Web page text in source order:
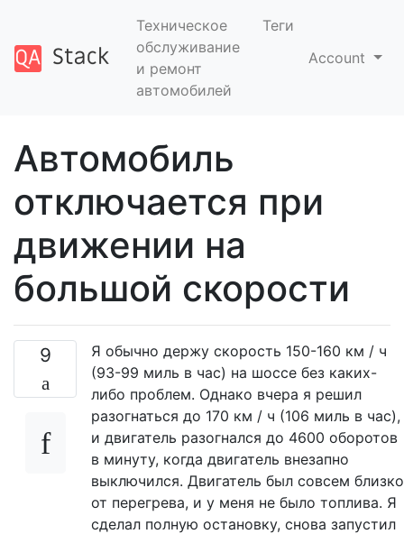
Техническое
обслуживание
и ремонт
автомобилей
Теги
Account
Автомобиль
отключается при
движении на
большой скорости
9
Я обычно держу скорость 150-160 км / ч
(93-99 миль в час) на шоссе без каких-
либо проблем. Однако вчера я решил
разогнаться до 170 км / ч (106 миль в час),
и двигатель разогнался до 4600 оборотов
в минуту, когда двигатель внезапно
выключился. Двигатель был совсем близко
от перегрева, и у меня не было топлива. Я
сделал полную остановку, снова запустил